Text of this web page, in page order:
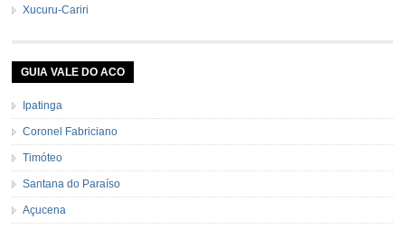
Xucuru-Cariri
GUIA VALE DO ACO
Ipatinga
Coronel Fabriciano
Timóteo
Santana do Paraíso
Açucena